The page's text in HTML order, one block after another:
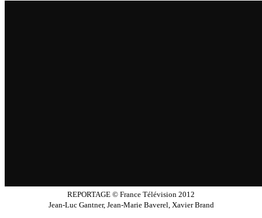
REPORTAGE © France Télévision 2012
Jean-Luc Gantner, Jean-Marie Baverel, Xavier Brand